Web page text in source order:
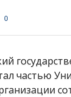
0
частью